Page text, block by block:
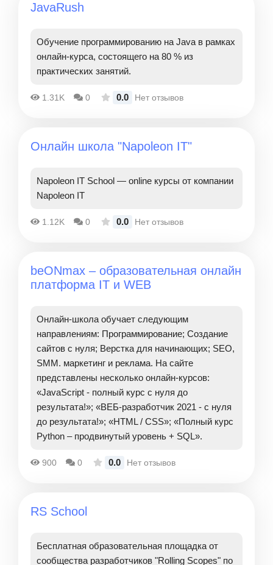
JavaRush
Обучение программированию на Java в рамках
онлайн-курса, состоящего на 80 % из
практических занятий.
1.31K 0 0.0 Нет отзывов
Онлайн школа "Napoleon IT"
Napoleon IT School — online курсы от компании
Napoleon IT
1.12K 0 0.0 Нет отзывов
beONmax – образовательная онлайн
платформа IT и WEB
Онлайн-школа обучает следующим
направлениям: Программирование; Создание
сайтов с нуля; Верстка для начинающих; SEO,
SMM. маркетинг и реклама. На сайте
представлены несколько онлайн-курсов:
«JavaScript - полный курс с нуля до
результата!»; «ВЕБ-разработчик 2021 - с нуля
до результата!»; «HTML / CSS»; «Полный курс
Python – продвинутый уровень + SQL».
900 0 0.0 Нет отзывов
RS School
Бесплатная образовательная площадка от
сообщества разработчиков "Rolling Scopes" по